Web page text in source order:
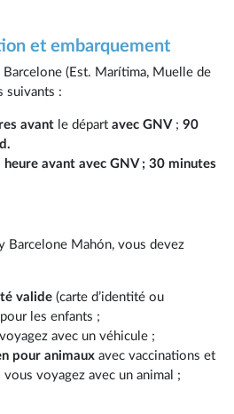
et embarquement
(Est. Marítima, Muelle de
suivants :
avant le départavec GNV ;90
heure avant avec GNV ; 30 minutes
Barcelone Mahón, vous devez
valide (carte d’identité ou
les enfants ;
avec un véhicule ;
pour animaux avec vaccinations et
voyagez avec un animal ;